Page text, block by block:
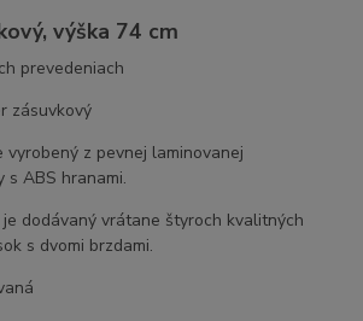
výška 74 cm
prevedeniach
zásuvkový
z pevnej laminovanej
s ABS hranami.
dodávaný vrátane štyroch kvalitných
s dvomi brzdami.